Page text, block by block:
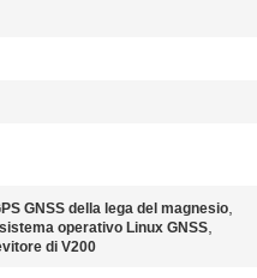
GNSS della lega del magnesio,
operativo Linux GNSS,
di V200